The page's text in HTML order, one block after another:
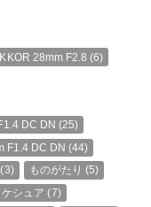
28mm F2.8 (6)
DC DN (25)
F1.4 DC DN (44)
(3) ものがたり (5)
ケシュア (7)